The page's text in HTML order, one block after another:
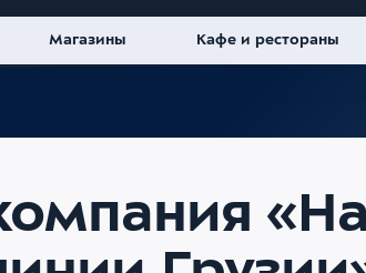
Магазины Кафе и рестораны